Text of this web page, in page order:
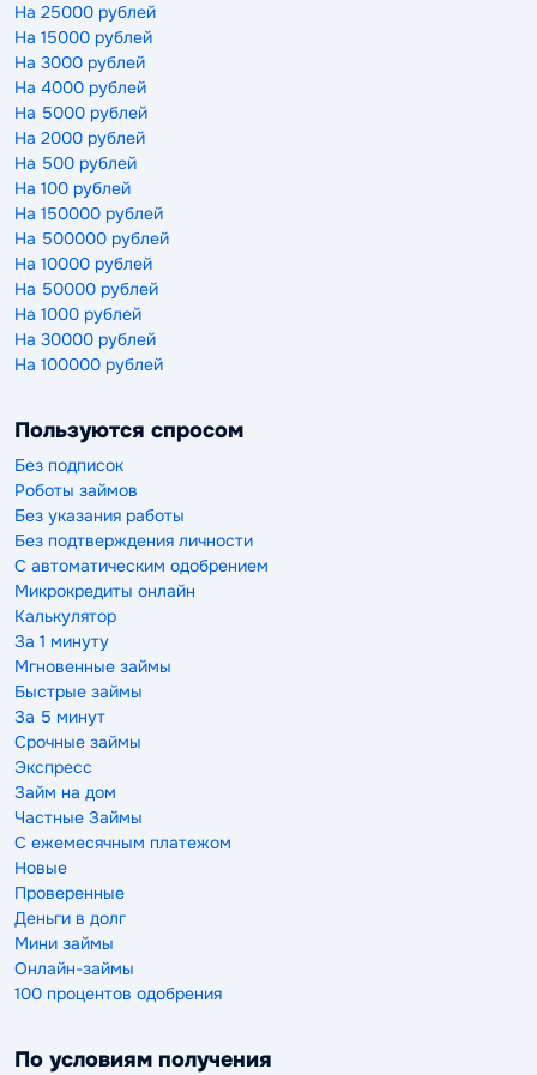
На 25000 рублей
На 15000 рублей
На 3000 рублей
На 4000 рублей
На 5000 рублей
На 2000 рублей
На 500 рублей
На 100 рублей
На 150000 рублей
На 500000 рублей
На 10000 рублей
На 50000 рублей
На 1000 рублей
На 30000 рублей
На 100000 рублей
Пользуются спросом
Без подписок
Роботы займов
Без указания работы
Без подтверждения личности
С автоматическим одобрением
Микрокредиты онлайн
Калькулятор
За 1 минуту
Мгновенные займы
Быстрые займы
За 5 минут
Срочные займы
Экспресс
Займ на дом
Частные Займы
С ежемесячным платежом
Новые
Проверенные
Деньги в долг
Мини займы
Онлайн-займы
100 процентов одобрения
По условиям получения